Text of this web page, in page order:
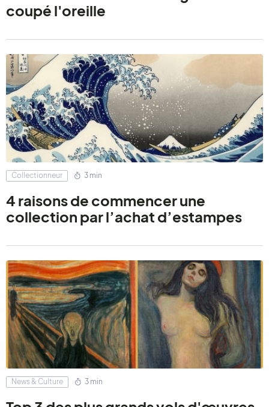
coupé l'oreille
Collectionneur 3 min
4 raisons de commencer une
collection par l’achat d’estampes
News & Culture 3 min